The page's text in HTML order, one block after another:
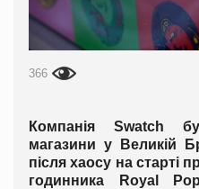
366
Компанія Swatch
магазини у Великій
після хаосу на старті
годинника Royal